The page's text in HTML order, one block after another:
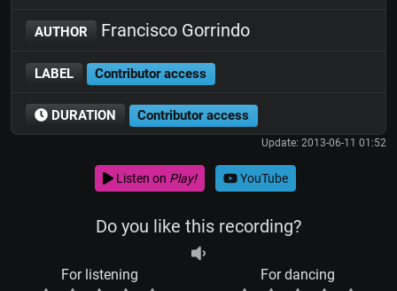
AUTHOR Francisco Gorrindo
LABEL Contributor access
DURATION Contributor access
Update: 2013-06-11 01:52
Listen on Play! YouTube
Do you like this recording?
For listening For dancing